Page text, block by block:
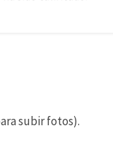
subir fotos).